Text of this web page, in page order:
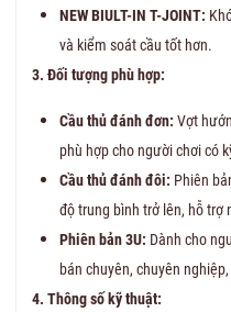
NEW BIULT-IN T-JOINT:
và kiểm soát cầu tốt hơn.
3. Đối tượng phù hợp:
Cầu thủ đánh đơn: Vợt
phù hợp cho người chơi có
Cầu thủ đánh đôi: Phiên
độ trung bình trở lên, hỗ trợ
Phiên bản 3U: Dành cho
bán chuyên, chuyên
4. Thông số kỹ thuật: